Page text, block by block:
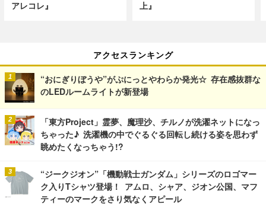
アレコレ』
上』
アクセスランキング
“おにぎりぼうや”がぷにっとやわらか発光☆ 存在感抜群な
のLEDルームライトが新登場
「東方Project」霊夢、魔理沙、チルノが洗濯ネットになっ
ちゃった♪ 洗濯機の中でぐるぐる回転し続ける姿を思わず
眺めたくなっちゃう!?
“ジークジオン”「機動戦士ガンダム」シリーズのロゴマー
ク入りTシャツ登場！ アムロ、シャア、ジオン公国、マフ
ティーのマークをさり気なくアピール